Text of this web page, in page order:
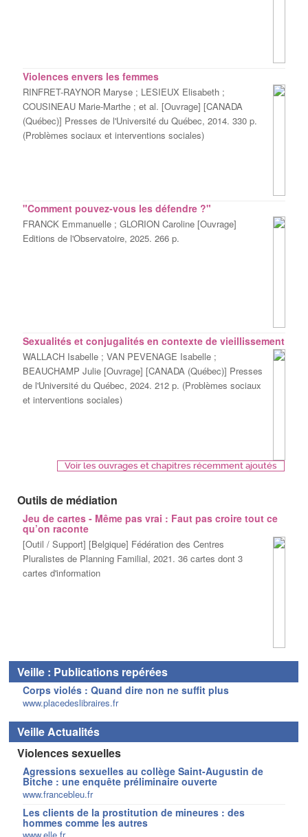
Violences envers les femmes
RINFRET-RAYNOR Maryse ; LESIEUX Elisabeth ;
COUSINEAU Marie-Marthe ; et al. [Ouvrage] [CANADA
(Québec)] Presses de l'Université du Québec, 2014. 330 p.
(Problèmes sociaux et interventions sociales)
"Comment pouvez-vous les défendre ?"
FRANCK Emmanuelle ; GLORION Caroline [Ouvrage]
Editions de l'Observatoire, 2025. 266 p.
Sexualités et conjugalités en contexte de vieillissement
WALLACH Isabelle ; VAN PEVENAGE Isabelle ;
BEAUCHAMP Julie [Ouvrage] [CANADA (Québec)] Presses
de l'Université du Québec, 2024. 212 p. (Problèmes sociaux
et interventions sociales)
Voir les ouvrages et chapitres récemment ajoutés
Outils de médiation
Jeu de cartes - Même pas vrai : Faut pas croire tout ce
qu’on raconte
[Outil / Support] [Belgique] Fédération des Centres
Pluralistes de Planning Familial, 2021. 36 cartes dont 3
cartes d'information
Veille : Publications repérées
Corps violés : Quand dire non ne suffit plus
www.placedeslibraires.fr
Veille Actualités
Violences sexuelles
Agressions sexuelles au collège Saint-Augustin de
Bitche : une enquête préliminaire ouverte
www.francebleu.fr
Les clients de la prostitution de mineures : des
hommes comme les autres